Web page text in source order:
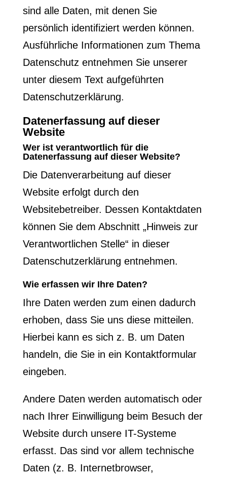
sind alle Daten, mit denen Sie
persönlich identifiziert werden können.
Ausführliche Informationen zum Thema
Datenschutz entnehmen Sie unserer
unter diesem Text aufgeführten
Datenschutzerklärung.
Datenerfassung auf dieser
Website
Wer ist verantwortlich für die
Datenerfassung auf dieser Website?
Die Datenverarbeitung auf dieser
Website erfolgt durch den
Websitebetreiber. Dessen Kontaktdaten
können Sie dem Abschnitt „Hinweis zur
Verantwortlichen Stelle“ in dieser
Datenschutzerklärung entnehmen.
Wie erfassen wir Ihre Daten?
Ihre Daten werden zum einen dadurch
erhoben, dass Sie uns diese mitteilen.
Hierbei kann es sich z. B. um Daten
handeln, die Sie in ein Kontaktformular
eingeben.
Andere Daten werden automatisch oder
nach Ihrer Einwilligung beim Besuch der
Website durch unsere IT-Systeme
erfasst. Das sind vor allem technische
Daten (z. B. Internetbrowser,